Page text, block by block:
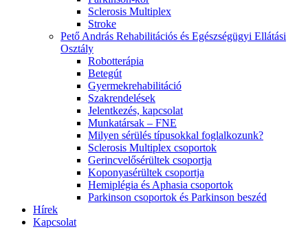
Sclerosis Multiplex
Stroke
Pető András Rehabilitációs és Egészségügyi Ellátási
Osztály
Robotterápia
Betegút
Gyermekrehabilitáció
Szakrendelések
Jelentkezés, kapcsolat
Munkatársak – FNE
Milyen sérülés típusokkal foglalkozunk?
Sclerosis Multiplex csoportok
Gerincvelősérültek csoportja
Koponyasérültek csoportja
Hemiplégia és Aphasia csoportok
Parkinson csoportok és Parkinson beszéd
Hírek
Kapcsolat